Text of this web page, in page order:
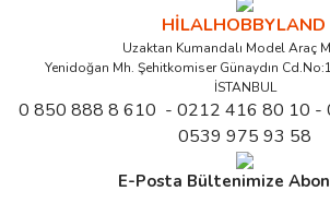
HİLALHOBBYLAND
Uzaktan Kumandalı Model Araç
Yenidoğan Mh. Şehitkomiser Günaydın
İSTANBUL
0 850 888 8 610 - 0212 416 80 10 -
0539 975 93 58
E-Posta Bültenimize